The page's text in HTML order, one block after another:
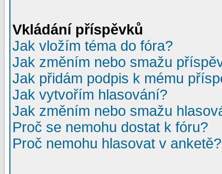
Vkládání příspěvků
Jak vložím téma do fóra?
Jak změním nebo smažu
Jak přidám podpis k mému
Jak vytvořím hlasování?
Jak změním nebo smažu
Proč se nemohu dostat k fóru?
Proč nemohu hlasovat v anketě?